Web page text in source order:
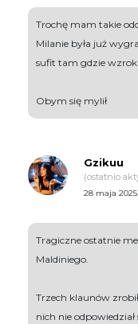
Trochę mam takie
Milanie była już
sufit tam gdzie wzrok
Obym się mylił
Gzikuu
(ostatnio
28 maja
Tragiczne ostatnie
Maldiniego.
Trzech klaunów
nich nie